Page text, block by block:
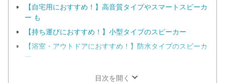
【自宅用におすすめ！】高音質タイプやスマートスピーカ
ー も
【持ち運びにおすすめ！】小型タイプのスピーカー
【浴室・アウトドアにおすすめ！】防水タイプのスピーカ
ー
目次を開く